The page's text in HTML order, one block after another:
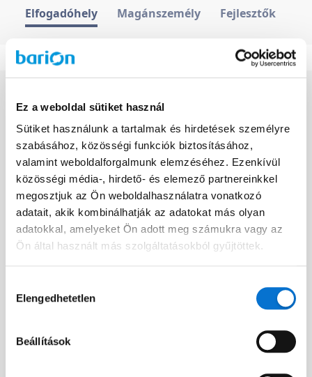
Ez a weboldal sütiket használ
Sütiket használunk a tartalmak és hirdetések személyre
szabásához, közösségi funkciók biztosításához,
valamint weboldalforgalmunk elemzéséhez. Ezenkívül
közösségi média-, hirdető- és elemező partnereinkkel
megosztjuk az Ön weboldalhasználatra vonatkozó
adatait, akik kombinálhatják az adatokat más olyan
adatokkal, amelyeket Ön adott meg számukra vagy az
Ön által használt más szolgáltatásokból gyűjtöttek.
kiválasztása
Elengedhetetlen
Beállítások
Elfogadóhely Magánszemély Fejlesztők
Facebook
Discord dev community
@BarionPayment
Vállalkozásoknak
Barion Metrics
Magánszemélyeknek
Barion Wallet